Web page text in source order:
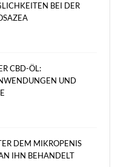
BEI DER
CBD-ÖL:
UND
DEM MIKROPENIS
IHN BEHANDELT